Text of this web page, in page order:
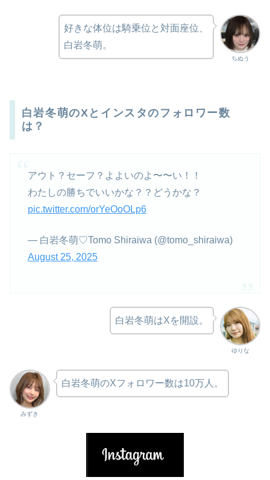
ちぬう
好きな体位は騎乗位と対面座位、
白岩冬萌。
白岩冬萌のXとインスタのフォロワー数
は？
アウト？セーフ？よよいのよ〜〜い！！
わたしの勝ちでいいかな？？どうかな？
pic.twitter.com/orYeOoOLp6
— 白岩冬萌♡Tomo Shiraiwa (@tomo_shiraiwa)
August 25, 2025
ゆりな
白岩冬萌はXを開設。
みずき
白岩冬萌のXフォロワー数は10万人。